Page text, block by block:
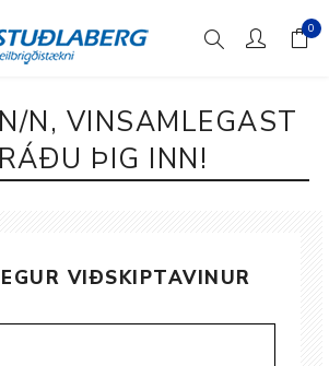
0
N, VINSAMLEGAST
ÞIG INN!
VIÐSKIPTAVINUR